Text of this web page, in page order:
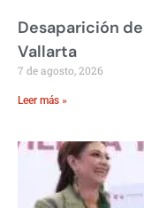
Desaparición
Vallarta
7 de agosto, 2026
Leer más »